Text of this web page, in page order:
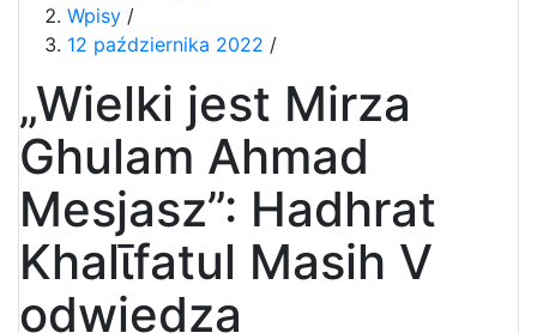
Wpisy /
12 października 2022 /
„Wielki jest Mirza
Ghulam Ahmad
Mesjasz”: Hadhrat
Khalῑfatul Masih V
odwiedza